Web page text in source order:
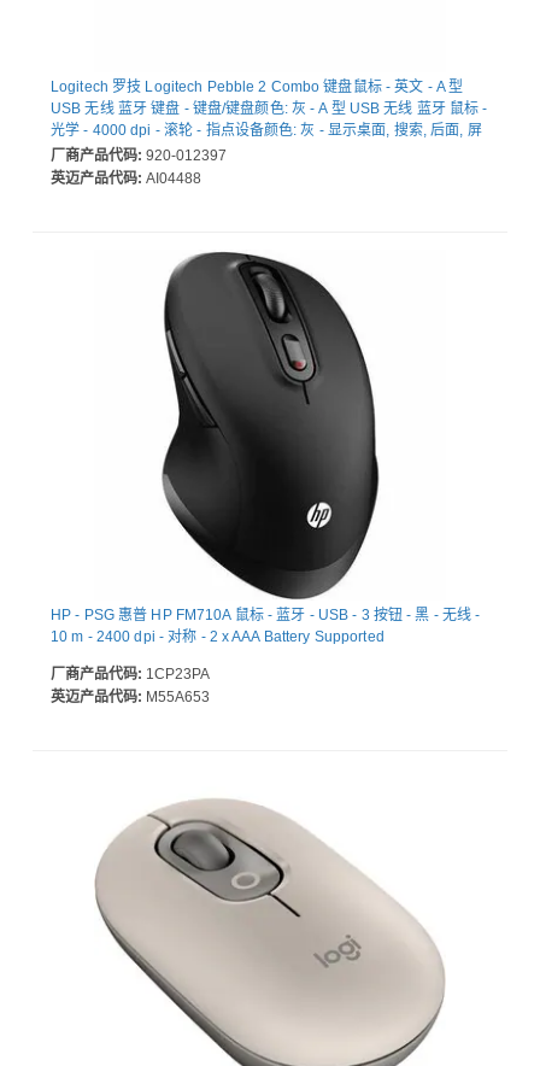
Logitech 罗技 Logitech Pebble 2 Combo 键盘鼠标 - 英文 - A 型
USB 无线 蓝牙 键盘 - 键盘/键盘颜色: 灰 - A 型 USB 无线 蓝牙 鼠标 -
光学 - 4000 dpi - 滚轮 - 指点设备颜色: 灰 - 显示桌面, 搜索, 后面, 屏
幕截图 热键 - AA, AAA - 兼容 Chromebook, 通用, 笔记本电脑 用于
PC, Mac
厂商产品代码: 920-012397
英迈产品代码: AI04488
HP - PSG 惠普 HP FM710A 鼠标 - 蓝牙 - USB - 3 按钮 - 黑 - 无线 -
10 m - 2400 dpi - 对称 - 2 x AAA Battery Supported
厂商产品代码: 1CP23PA
英迈产品代码: M55A653